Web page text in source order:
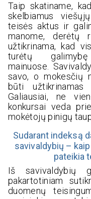
Taip skatiname,
skelbiamus
teisės aktus ir
manome, derėtų
užtikrinama, kad
turėtų
mainuose.
savo, o mokesčių
būti užtikrinamas
Galiausiai, ne
konkursai veda
mokėtojų pinigų
Sudarant indeksą
savivaldybių –
pateikia
Iš savivaldybių
pakartotiniam
duomenų